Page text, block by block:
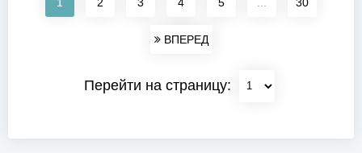
ВПЕРЕД
Перейти на страницу: